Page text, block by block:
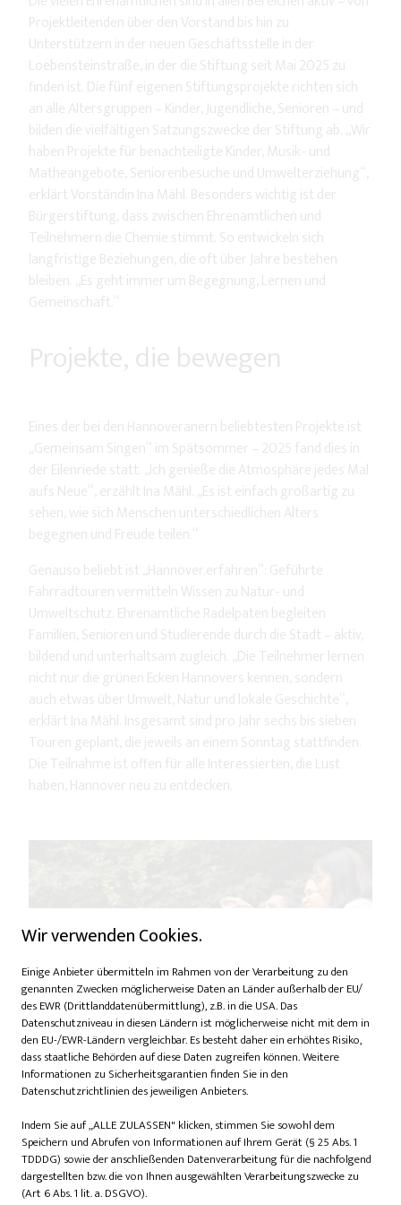
Projektleitenden über den Vorstand bis hin zu
Unterstützern in der neuen Geschäftsstelle in der
Loebensteinstraße, in der die Stiftung seit Mai 2025 zu
finden ist. Die fünf eigenen Stiftungsprojekte richten sich
an alle Altersgruppen – Kinder, Jugendliche, Senioren – und
bilden die vielfältigen Satzungszwecke der Stiftung ab. „Wir
haben Projekte für benachteiligte Kinder, Musik- und
Matheangebote, Seniorenbesuche und Umwelterziehung“,
erklärt Vorständin Ina Mähl. Besonders wichtig ist der
Bürgerstiftung, dass zwischen Ehrenamtlichen und
Teilnehmern die Chemie stimmt. So entwickeln sich
langfristige Beziehungen, die oft über Jahre bestehen
bleiben. „Es geht immer um Begegnung, Lernen und
Gemeinschaft.“
Projekte, die bewegen
Eines der bei den Hannoveranern beliebtesten Projekte ist
„Gemeinsam Singen“ im Spätsommer – 2025 fand dies in
der Eilenriede statt. „Ich genieße die Atmosphäre jedes Mal
aufs Neue“, erzählt Ina Mähl. „Es ist einfach großartig zu
sehen, wie sich Menschen unterschiedlichen Alters
begegnen und Freude teilen.“
Genauso beliebt ist „Hannover.erfahren“: Geführte
Fahrradtouren vermitteln Wissen zu Natur- und
Umweltschutz. Ehrenamtliche Radelpaten begleiten
Familien, Senioren und Studierende durch die Stadt – aktiv,
bildend und unterhaltsam zugleich. „Die Teilnehmer lernen
nicht nur die grünen Ecken Hannovers kennen, sondern
auch etwas über Umwelt, Natur und lokale Geschichte“,
erklärt Ina Mähl. Insgesamt sind pro Jahr sechs bis sieben
Touren geplant, die jeweils an einem Sonntag stattfinden.
Die Teilnahme ist offen für alle Interessierten, die Lust
haben, Hannover neu zu entdecken.
Das Projekt „Gemeinsam singen” ist besonders beliebt bei
Ehrenamt – mit Herz und
Wir verwenden Cookies.
Einige Anbieter übermitteln im Rahmen von der Verarbeitung zu den
genannten Zwecken möglicherweise Daten an Länder außerhalb der EU/
des EWR (Drittlanddatenübermittlung), z.B. in die USA. Das
Datenschutzniveau in diesen Ländern ist möglicherweise nicht mit dem in
den EU-/EWR-Ländern vergleichbar. Es besteht daher ein erhöhtes Risiko,
dass staatliche Behörden auf diese Daten zugreifen können. Weitere
Informationen zu Sicherheitsgarantien finden Sie in den
Datenschutzrichtlinien des jeweiligen Anbieters.
Indem Sie auf „ALLE ZULASSEN" klicken, stimmen Sie sowohl dem
Speichern und Abrufen von Informationen auf Ihrem Gerät (§ 25 Abs. 1
TDDDG) sowie der anschließenden Datenverarbeitung für die nachfolgend
dargestellten bzw. die von Ihnen ausgewählten Verarbeitungszwecke zu
(Art 6 Abs. 1 lit. a. DSGVO).